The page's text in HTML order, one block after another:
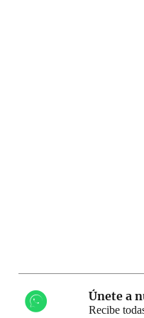
Únete a
Recibe